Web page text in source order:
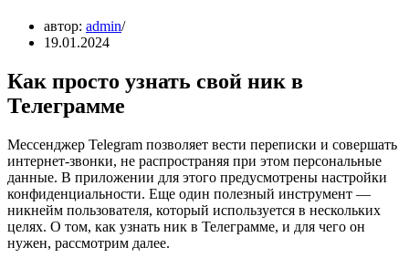
автор: admin
19.01.2024
Как просто узнать свой ник в
Телеграмме
Мессенджер Telegram позволяет вести переписки и совершать
интернет-звонки, не распространяя при этом персональные
данные. В приложении для этого предусмотрены настройки
конфиденциальности. Еще один полезный инструмент —
никнейм пользователя, который используется в нескольких
целях. О том, как узнать ник в Телеграмме, и для чего он
нужен, рассмотрим далее.